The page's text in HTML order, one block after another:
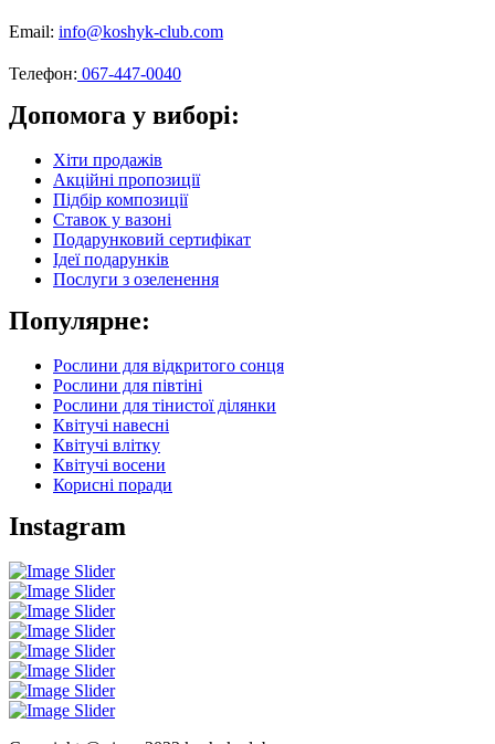
Email: info@koshyk-club.com
Телефон: 067-447-0040
Допомога у виборі:
Хіти продажів
Акційні пропозиції
Підбір композиції
Ставок у вазоні
Подарунковий сертифікат
Ідеї подарунків
Послуги з озеленення
Популярне:
Рослини для відкритого сонця
Рослини для півтіні
Рослини для тінистої ділянки
Квітучі навесні
Квітучі влітку
Квітучі восени
Корисні поради
Instagram